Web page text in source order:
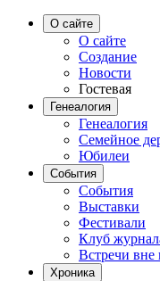
О сайте
О сайте
Создание
Новости
Гостевая
Генеалогия
Генеалогия
Семейное
Юбилеи
События
События
Выставки
Фестивали
Клуб
Встречи вне
Хроника